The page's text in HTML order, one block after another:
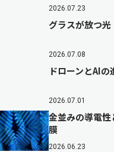
2026.07.23
グラスが放つ光
2026.07.08
ドローンとAI
2026.07.01
金並みの導電
膜
2026.06.23